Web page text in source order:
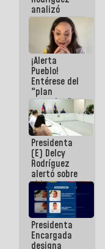
analizó
junto a
gobernadores
planes de
recuperación
del Sistema
Eléctrico
Nacional
¡Alerta
Pueblo!
Entérese del
"plan
enjambre"
de La Sayo
para
sabotear el
diálogo y
promover el
caos
Presidenta
(E) Delcy
Rodríguez
alertó sobre
el impacto
de la
emergencia
climática en
los oceános
Presidenta
Encargada
designa